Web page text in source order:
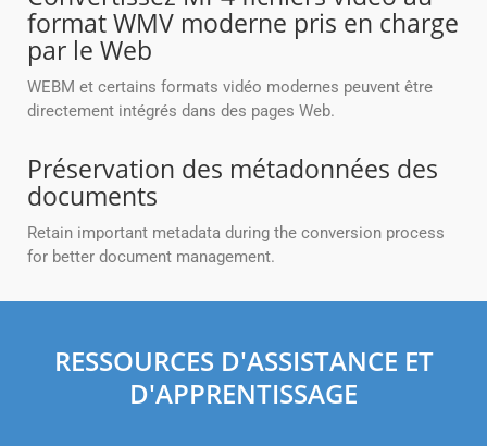
format WMV moderne pris en charge
par le Web
WEBM et certains formats vidéo modernes peuvent être
directement intégrés dans des pages Web.
Préservation des métadonnées des
documents
Retain important metadata during the conversion process
for better document management.
RESSOURCES D'ASSISTANCE ET
D'APPRENTISSAGE